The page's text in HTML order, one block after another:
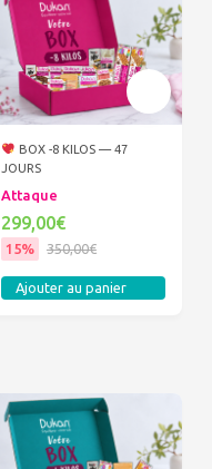
BOX -8 KILOS — 47
JOURS
Attaque
299,00€
15% 350,00€
Ajouter au panier